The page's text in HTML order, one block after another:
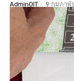
AdminOIT - 9 กุมภาพั